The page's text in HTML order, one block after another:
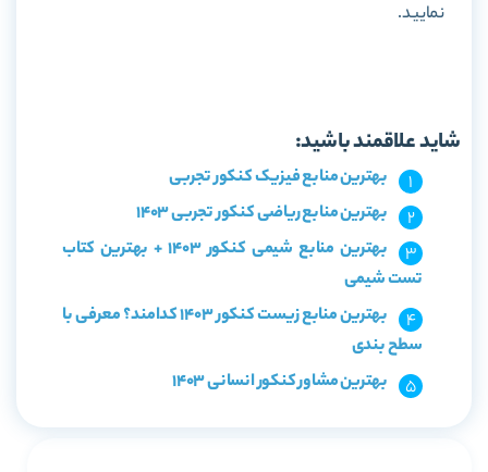
نمایید.
شاید علاقمند باشید:
بهترین منابع فیزیک کنکور تجربی
بهترین منابع ریاضی کنکور تجربی 1403
بهترین منابع شیمی کنکور 1403 + بهترین کتاب
تست شیمی
بهترین منابع زیست کنکور 1403 کدامند؟ معرفی با
سطح بندی
بهترین مشاور کنکور انسانی 1403